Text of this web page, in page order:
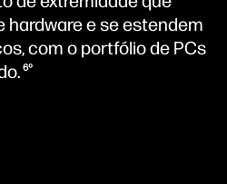
hardware e se estendem
com o portfólio de PCs
6º